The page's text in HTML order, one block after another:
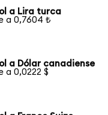
a Lira turca
a 0,7604 ₺
a Dólar canadiense
a 0,0222 $